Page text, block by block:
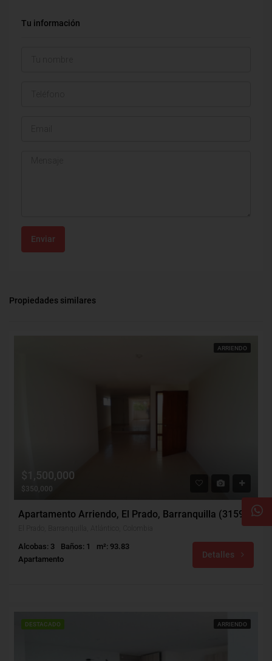
Tu información
Enviar
Propiedades similares
ARRIENDO
$1,500,000
$350,000
Apartamento Arriendo, El Prado, Barranquilla (31595)
Alcobas: 3 Baños: 1
m²: 93.83
Apartamento
Detalles
DESTACADO ARRIENDO